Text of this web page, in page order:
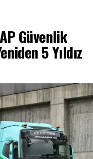
Normale
gidişatı göz
Güvenlik
5 Yıldız